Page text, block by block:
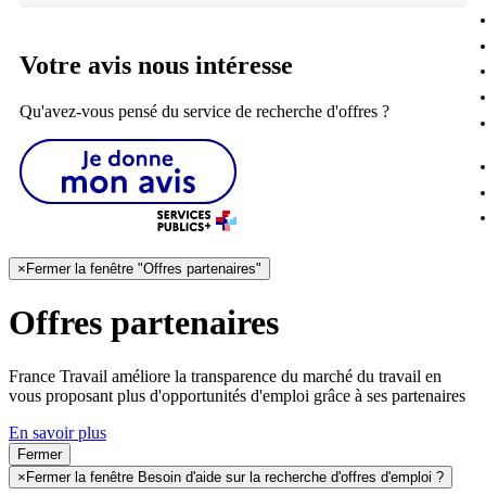
Votre avis nous intéresse
Qu'avez-vous pensé du service de recherche d'offres ?
× Fermer la fenêtre "Offres partenaires"
Offres partenaires
France Travail améliore la transparence du marché du travail en
vous proposant plus d'opportunités d'emploi grâce à ses partenaires
En savoir plus
Fermer
× Fermer la fenêtre Besoin d'aide sur la recherche d'offres d'emploi ?